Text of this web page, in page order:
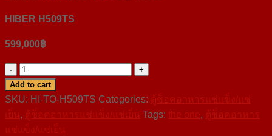
HIBER H509TS
599,000 ฿
HIBER
H509TS
quantity
Add to cart
SKU: HI-TO-H509TS Categories: ตู้ช็อคอาหารแช่แข็ง/แช่
เย็น, ตู้ช็อคอาหารแช่แข็ง/แช่เย็น Tags: the one, ตู้ช็อคอาหาร
แช่แข็ง/แช่เย็น